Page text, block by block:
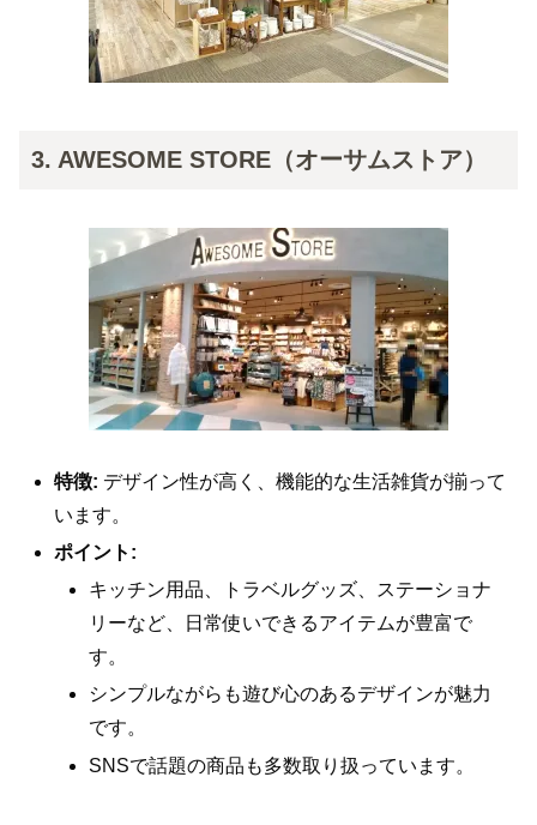
3. AWESOME STORE（オーサムストア）
特徴: デザイン性が高く、機能的な生活雑貨が揃って
います。
ポイント:
キッチン用品、トラベルグッズ、ステーショナ
リーなど、日常使いできるアイテムが豊富で
す。
シンプルながらも遊び心のあるデザインが魅力
です。
SNSで話題の商品も多数取り扱っています。